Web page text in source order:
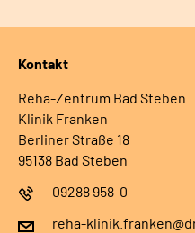
Kontakt
Reha-Zentrum Bad Steben
Klinik Franken
Berliner Straße 18
95138 Bad Steben
09288 958-0
reha-